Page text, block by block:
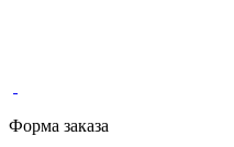
Форма заказа